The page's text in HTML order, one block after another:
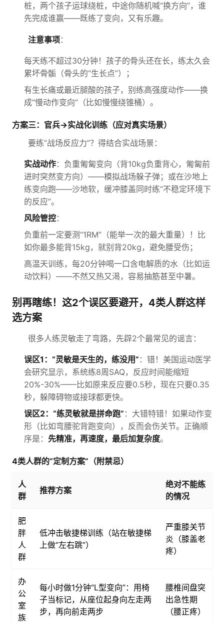
桩，两个孩子运球绕桩，中途你随机喊“换方向”，谁
先完成谁赢——既练了变向，又有乐趣。
注意事项：
每天练不超过30分钟！孩子的骨头还在长，练太久会
累坏骨骺（骨头的“生长点”）；
有生长痛或最近腿酸的孩子，别练高强度动作——换
成“慢动作变向”（比如慢慢绕锥桶）。
方案三：官兵→实战化训练（应对真实场景）
要练“战场反应力”？得结合实战场景：
实战动作：负重匍匐变向（背10kg负重背心，匍匐前
进时突然变方向）——模拟战场躲子弹；或在沙地上
练变向跑——沙地软，缓冲膝盖同时练“不稳定环境下
的反应”。
风险管控：
负重前一定要测“1RM”（能举一次的最大重量）！比
如你最多能背15kg，就别背20kg，避免腰受伤；
高温天训练，每20分钟喝一口含电解质的水（比如运
动饮料）——不然又热又渴，容易抽筋甚至中暑。
别再瞎练！这2个误区要避开，4类人群这样
选方案
很多人练灵敏走了弯路，先辟2个最常见的谣言：
误区1：“灵敏是天生的，练没用” ：错！美国运动医学
会研究显示，系统练8周SAQ，反应时间能缩短
20%-30%——比如原来反应要0.5秒，现在只要0.35
秒，躲障碍物或接球都更快。
误区2：“练灵敏就是拼命跑” ：大错特错！如果动作变
形（比如弯腰驼背跑变向），反而会伤关节。正确顺
序是： 先精准，再速度，最后加复杂度。
4类人群的“定制方案”（附禁忌）
人
群
推荐方案
绝对不能练
的情况
肥
胖
人
群
低冲击敏捷梯训练（站在敏捷梯
上做“左右跳”）
严重膝关节
炎（膝盖老
疼）
办
公
室
族
每小时做1分钟“L型变向”：用椅
子当标记，从座位起身向左走两
步，再向前走两步
腰椎间盘突
出急性期
（腰正疼）